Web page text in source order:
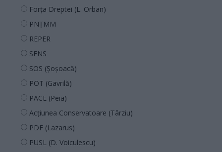
Forța Dreptei (L. Orban)
PNȚMM
REPER
SENS
SOS (Șoșoacă)
POT (Gavrilă)
PACE (Peia)
Acțiunea Conservatoare (Târziu)
PDF (Lazarus)
PUSL (D. Voiculescu)